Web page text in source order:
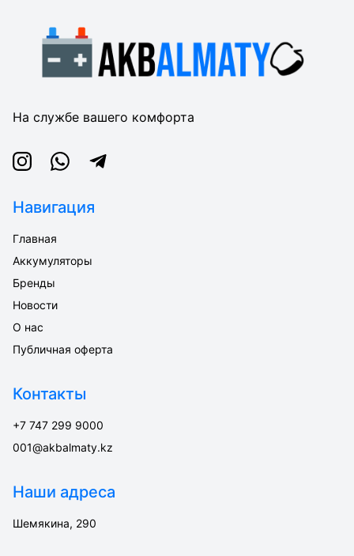
На службе вашего комфорта
InstagramWhatsappTelegram
Навигация
Главная
Аккумуляторы
Бренды
Новости
О нас
Публичная оферта
Контакты
+7 747 299 9000
001@akbalmaty.kz
Наши адреса
Шемякина, 290